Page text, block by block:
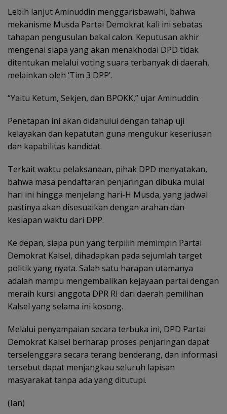
Lebih lanjut Aminuddin menggarisbawahi, bahwa
mekanisme Musda Partai Demokrat kali ini sebatas
tahapan pengusulan bakal calon. Keputusan akhir
mengenai siapa yang akan menakhodai DPD tidak
ditentukan melalui voting suara terbanyak di daerah,
melainkan oleh ‘Tim 3 DPP’.
“Yaitu Ketum, Sekjen, dan BPOKK,” ujar Aminuddin.
Penetapan ini akan didahului dengan tahap uji
kelayakan dan kepatutan guna mengukur keseriusan
dan kapabilitas kandidat.
Terkait waktu pelaksanaan, pihak DPD menyatakan,
bahwa masa pendaftaran penjaringan dibuka mulai
hari ini hingga menjelang hari-H Musda, yang jadwal
pastinya akan disesuaikan dengan arahan dan
kesiapan waktu dari DPP.
Ke depan, siapa pun yang terpilih memimpin Partai
Demokrat Kalsel, dihadapkan pada sejumlah target
politik yang nyata. Salah satu harapan utamanya
adalah mampu mengembalikan kejayaan partai dengan
meraih kursi anggota DPR RI dari daerah pemilihan
Kalsel yang selama ini kosong.
Melalui penyampaian secara terbuka ini, DPD Partai
Demokrat Kalsel berharap proses penjaringan dapat
terselenggara secara terang benderang, dan informasi
tersebut dapat menjangkau seluruh lapisan
masyarakat tanpa ada yang ditutupi.
(Ian)